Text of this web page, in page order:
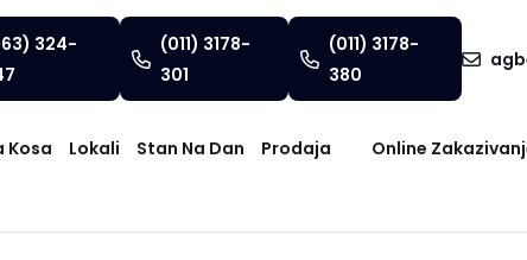
324-
(011) 3178-
301
(011) 3178-
380
Kosa Lokali Stan Na Dan Prodaja
Online